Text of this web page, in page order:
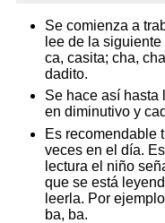
Se comienza a
lee de la
ca, casita; cha,
dadito.
Se hace así hasta
en diminutivo y
Es recomendable
veces en el día.
lectura el niño
que se está
leerla. Por
ba, ba.